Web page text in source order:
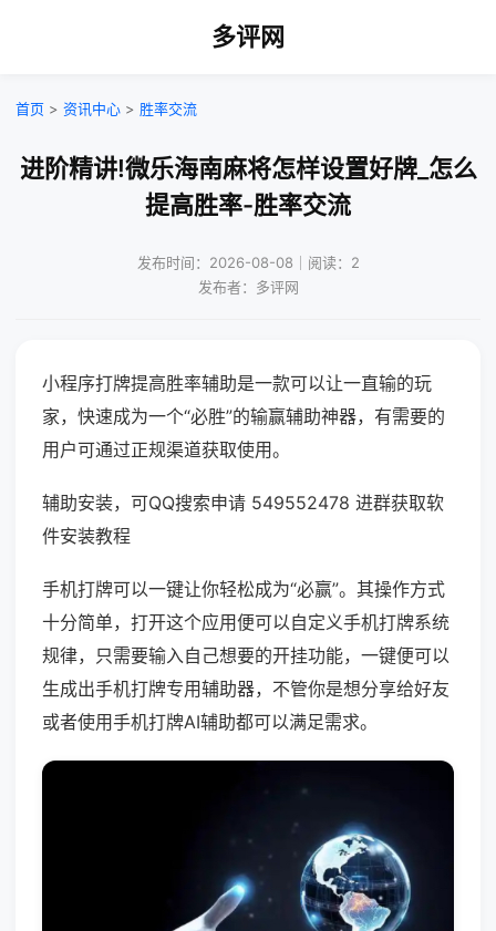
多评网
首页 > 资讯中心 > 胜率交流
进阶精讲!微乐海南麻将怎样设置好牌_怎么
提高胜率-胜率交流
发布时间：2026-08-08｜阅读：2
发布者：多评网
小程序打牌提高胜率辅助是一款可以让一直输的玩
家，快速成为一个“必胜”的输赢辅助神器，有需要的
用户可通过正规渠道获取使用。
辅助安装，可QQ搜索申请 549552478 进群获取软
件安装教程
手机打牌可以一键让你轻松成为“必赢”。其操作方式
十分简单，打开这个应用便可以自定义手机打牌系统
规律，只需要输入自己想要的开挂功能，一键便可以
生成出手机打牌专用辅助器，不管你是想分享给好友
或者使用手机打牌AI辅助都可以满足需求。